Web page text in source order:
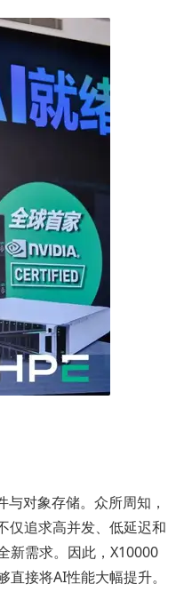
对象存储。众所周知，
仅追求高并发、低延迟和
新需求。因此，X10000
接将AI性能大幅提升。